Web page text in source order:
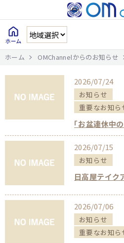
ホーム OMChannelからのお知らせ
2026/07/24
お知らせ
重要なお知ら
「お盆連休中
2026/07/15
お知らせ
日高屋テイク
2026/07/06
お知らせ
重要なお知ら